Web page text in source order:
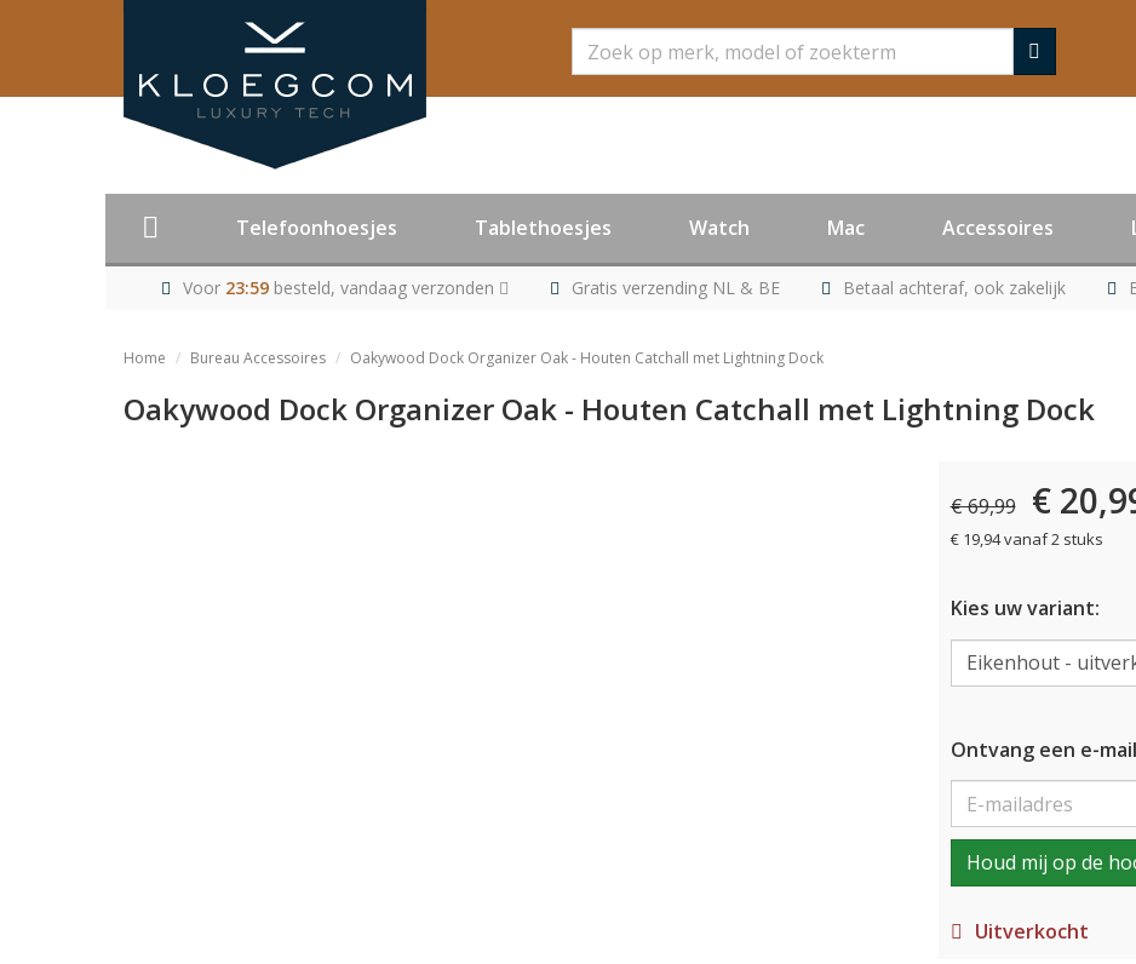
Zoeken
Telefoonhoesjes Tablethoesjes Watch Mac Accessoires
Voor 23:59besteld, vandaag verzonden Gratis verzending NL & BE Betaal achteraf, ook zakelijk
Home Bureau Accessoires Oakywood Dock Organizer Oak - Houten Catchall met Lightning Dock
Oakywood Dock Organizer Oak - Houten Catchall met Lightning Dock
€ 69,99 €
€ 19,94 vanaf 2 stuks
Kies uw variant:
Ontvang een e-
Houd mij op de
Uitverkocht